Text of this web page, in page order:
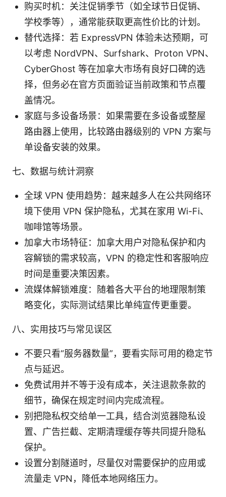
购买时机：关注促销季节（如全球节日促销、
学校季等），通常能获取更高性价比的计划。
替代选择：若 ExpressVPN 体验未达预期，可
以考虑 NordVPN、Surfshark、Proton VPN、
CyberGhost 等在加拿大市场有良好口碑的选
择，但务必在官方页面验证当前政策和节点覆
盖情况。
家庭与多设备场景：如果需要在多设备或整屋
路由器上使用，比较路由器级别的 VPN 方案与
单设备安装的效果。
七、数据与统计洞察
全球 VPN 使用趋势：越来越多人在公共网络环
境下使用 VPN 保护隐私，尤其在家用 Wi-Fi、
咖啡馆等场景。
加拿大市场特征：加拿大用户对隐私保护和内
容解锁的需求较高，VPN 的稳定性和客服响应
时间是重要决策因素。
流媒体解锁难度：随着各大平台的地理限制策
略变化，实际测试结果比单纯宣传更重要。
八、实用技巧与常见误区
不要只看“服务器数量”，要看实际可用的稳定节
点与延迟。
免费试用并不等于没有成本，关注退款条款的
细节，确保在规定时间内完成流程。
别把隐私权交给单一工具，结合浏览器隐私设
置、广告拦截、定期清理缓存等共同提升隐私
保护。
设置分割隧道时，尽量仅对需要保护的应用或
流量走 VPN，降低本地网络压力。